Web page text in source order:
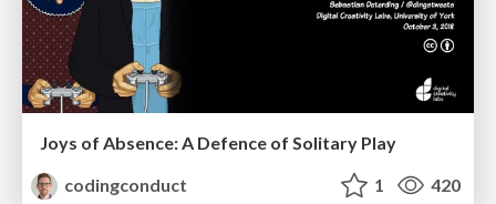
Joys of Absence: A Defence of Solitary Play
codingconduct
1 420